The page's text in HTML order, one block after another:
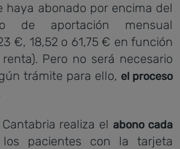
haya abonado por encima del
de aportación mensual
€, 18,52 o 61,75 € en función
Pero no será necesario
trámite para ello, el proceso
Cantabria realiza elabono cada
pacientes con la tarjeta